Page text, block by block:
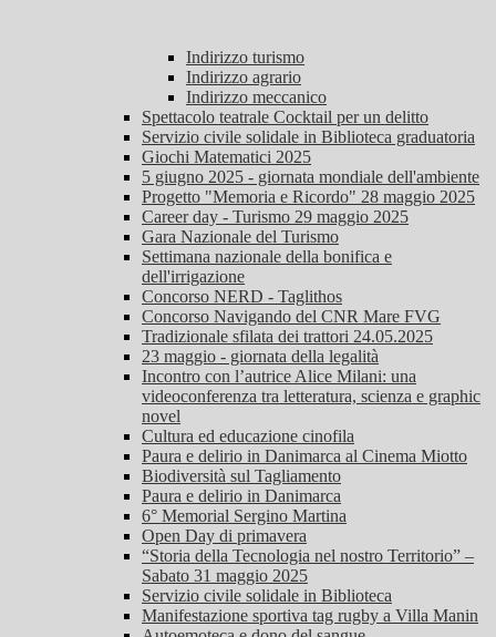
Indirizzo turismo
Indirizzo agrario
Indirizzo meccanico
Spettacolo teatrale Cocktail per un delitto
Servizio civile solidale in Biblioteca graduatoria
Giochi Matematici 2025
5 giugno 2025 - giornata mondiale dell'ambiente
Progetto "Memoria e Ricordo" 28 maggio 2025
Career day - Turismo 29 maggio 2025
Gara Nazionale del Turismo
Settimana nazionale della bonifica e
dell'irrigazione
Concorso NERD - Taglithos
Concorso Navigando del CNR Mare FVG
Tradizionale sfilata dei trattori 24.05.2025
23 maggio - giornata della legalità
Incontro con l’autrice Alice Milani: una
videoconferenza tra letteratura, scienza e graphic
novel
Cultura ed educazione cinofila
Paura e delirio in Danimarca al Cinema Miotto
Biodiversità sul Tagliamento
Paura e delirio in Danimarca
6° Memorial Sergino Martina
Open Day di primavera
“Storia della Tecnologia nel nostro Territorio” –
Sabato 31 maggio 2025
Servizio civile solidale in Biblioteca
Manifestazione sportiva tag rugby a Villa Manin